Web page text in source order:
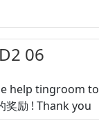
06
tingroom
励 ! Thank you